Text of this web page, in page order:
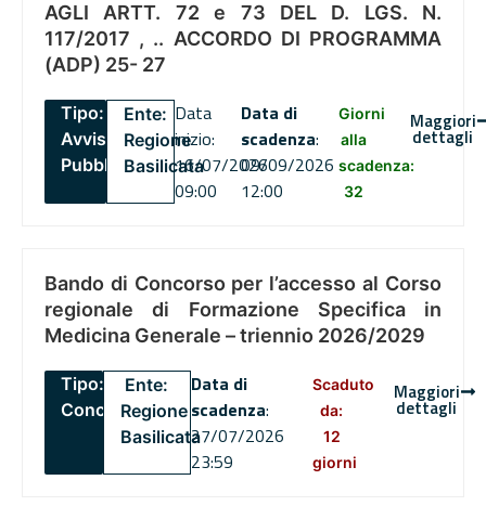
AGLI ARTT. 72 e 73 DEL D. LGS. N.
117/2017 , .. ACCORDO DI PROGRAMMA
(ADP) 25- 27
Tipo:
Avviso
Pubblico
Ente:
Regione
Basilicata
Data
inizio:
16/07/2026
09:00
Data di
scadenza:
09/09/2026
12:00
Giorni
alla
scadenza:
32
Maggiori
dettagli
Bando di Concorso per l’accesso al Corso
regionale di Formazione Specifica in
Medicina Generale – triennio 2026/2029
Tipo:
Concorsi
Ente:
Regione
Basilicata
Data di
scadenza:
27/07/2026
23:59
Scaduto
da:
12
giorni
Maggiori
dettagli